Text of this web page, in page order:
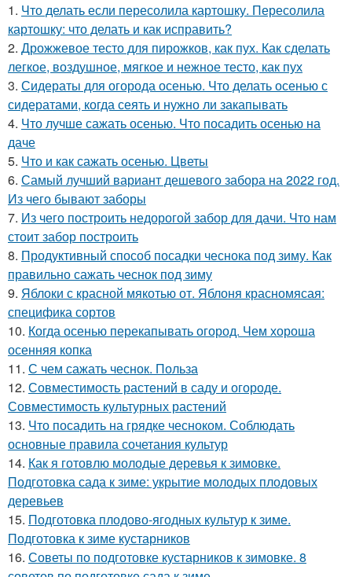
1. Что делать если пересолила картошку. Пересолила
картошку: что делать и как исправить?
2. Дрожжевое тесто для пирожков, как пух. Как сделать
легкое, воздушное, мягкое и нежное тесто, как пух
3. Сидераты для огорода осенью. Что делать осенью с
сидератами, когда сеять и нужно ли закапывать
4. Что лучше сажать осенью. Что посадить осенью на
даче
5. Что и как сажать осенью. Цветы
6. Самый лучший вариант дешевого забора на 2022 год.
Из чего бывают заборы
7. Из чего построить недорогой забор для дачи. Что нам
стоит забор построить
8. Продуктивный способ посадки чеснока под зиму. Как
правильно сажать чеснок под зиму
9. Яблоки с красной мякотью от. Яблоня красномясая:
специфика сортов
10. Когда осенью перекапывать огород. Чем хороша
осенняя копка
11. С чем сажать чеснок. Польза
12. Совместимость растений в саду и огороде.
Совместимость культурных растений
13. Что посадить на грядке чесноком. Соблюдать
основные правила сочетания культур
14. Как я готовлю молодые деревья к зимовке.
Подготовка сада к зиме: укрытие молодых плодовых
деревьев
15. Подготовка плодово-ягодных культур к зиме.
Подготовка к зиме кустарников
16. Советы по подготовке кустарников к зимовке. 8